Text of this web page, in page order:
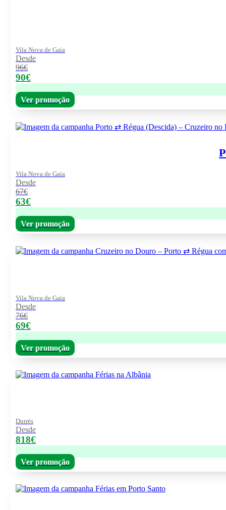
Vila Nova de Gaia
Desde
96€
90€
Ver promoção
Vila Nova de Gaia
Desde
67€
63€
Ver promoção
Vila Nova de Gaia
Desde
76€
69€
Ver promoção
Durrës
Desde
818€
Ver promoção